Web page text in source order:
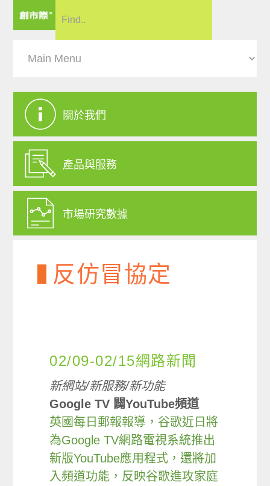
關於我們
產品與服務
市場研究數據
反仿冒協定
02/09-02/15網路新聞
新網站/新服務/新功能
Google TV 闢YouTube頻道
英國每日郵報報導，谷歌近日將
為Google TV網路電視系統推出
新版YouTube應用程式，還將加
入頻道功能，反映谷歌進攻家庭